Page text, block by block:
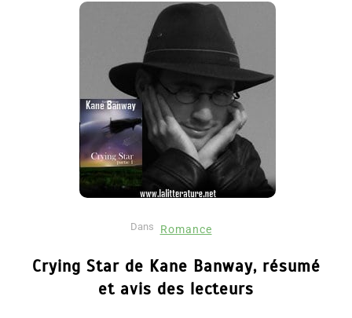
Dans Romance
Crying Star de Kane Banway, résumé
et avis des lecteurs